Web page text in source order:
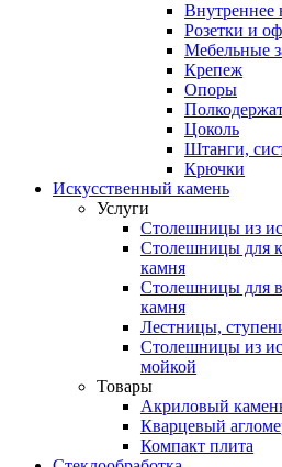
Внутреннее
Розетки и
Мебельные
Крепеж
Опоры
Цоколь
Штанги,
Крючки
Искусственный камень
Услуги
Столешницы из
Столешницы для
камня
Столешницы для
камня
Лестницы,
Столешницы из
мойкой
Товары
Акриловый
Кварцевый
Компакт плита